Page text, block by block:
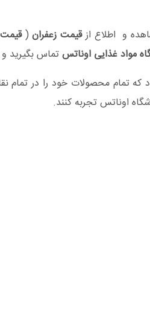
و اطلاع ازقیمت زعفران(
مواد غذایی اوناتستماس بگیرید و
تمام محصولات خود را در تمام
اوناتس تجربه کنند.